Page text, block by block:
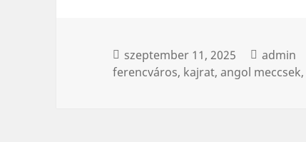
szeptember 11, 2025 admin
ferencváros kajrat angol meccsek